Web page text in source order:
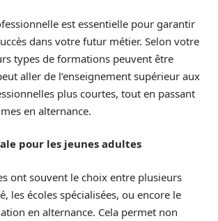
est essentielle pour garantir
dans votre futur métier. Selon votre
types de formations peuvent être
aller de l’enseignement supérieur aux
plus courtes, tout en passant
en alternance.
pour les jeunes adultes
ont souvent le choix entre plusieurs
les écoles spécialisées, ou encore le
en alternance. Cela permet non